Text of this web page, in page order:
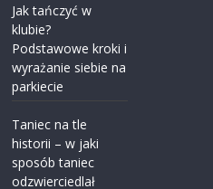
Jak tańczyć w
klubie?
Podstawowe kroki i
wyrażanie siebie na
parkiecie
Taniec na tle
historii – w jaki
sposób taniec
odzwierciedlał